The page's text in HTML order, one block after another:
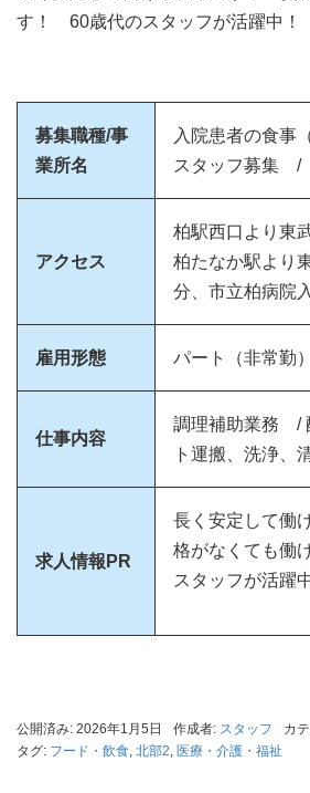
す！ 60歳代のスタッフが活躍中！
募集職種/事
業所名
入院患者の食事
スタッフ募集
アクセス
柏駅西口より東
柏たなか駅より
分、市立柏病院
雇用形態 パート（非常勤）
仕事内容
調理補助業務 /
ト運搬、洗浄、
求人情報PR
長く安定して働
格がなくても働
スタッフが活躍
公開済み: 2026年1月5日 作成者: スタッフ カ
タグ: フード・飲食 北部2 医療・介護・福祉